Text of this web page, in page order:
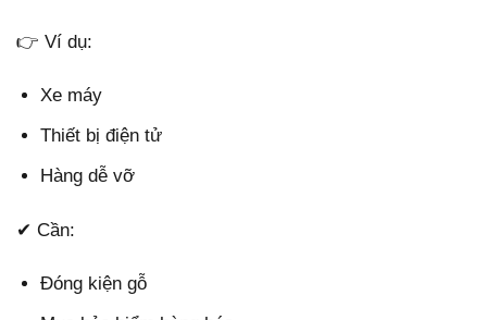
👉 Ví dụ:
Xe máy
Thiết bị điện tử
Hàng dễ vỡ
✔ Cần:
Đóng kiện gỗ